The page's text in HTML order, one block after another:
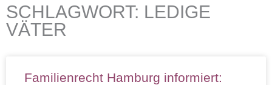
SCHLAGWORT: LEDIGE
VÄTER
Familienrecht Hamburg informiert: